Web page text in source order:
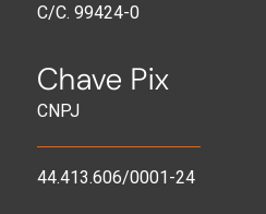
C/C. 99424-0
Chave Pix
CNPJ
44.413.606/0001-24